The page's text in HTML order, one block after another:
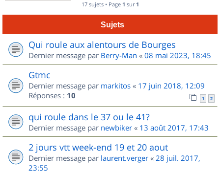
17 sujets • Page 1 sur 1
Sujets
Qui roule aux alentours de Bourges
Dernier message par Berry-Man « 08 mai 2023, 18:45
Gtmc
Dernier message par markitos « 17 juin 2018, 12:09
Réponses : 10 1 2
qui roule dans le 37 ou le 41?
Dernier message par newbiker « 13 août 2017, 17:43
2 jours vtt week-end 19 et 20 aout
Dernier message par laurent.verger « 28 juil. 2017,
23:55